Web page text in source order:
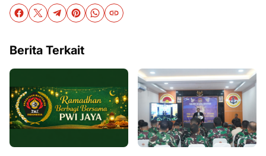
Berita Terkait